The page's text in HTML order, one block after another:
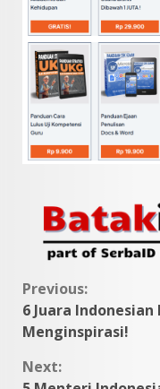
Continue
Reading
Previous:
6 Juara
Menginspirasi!
Next: